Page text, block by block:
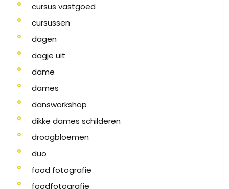
cursus vastgoed
cursussen
dagen
dagje uit
dame
dames
dansworkshop
dikke dames schilderen
droogbloemen
duo
food fotografie
foodfotografie